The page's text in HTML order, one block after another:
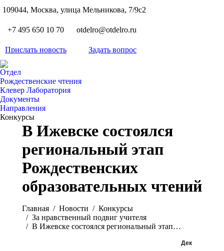
109044, Москва, улица Мельникова, 7/9с2
+7 495 650 10 70 otdelro@otdelro.ru
Прислать новость Задать вопрос
Отдел
Рождественские чтения
Клевер Лаборатория
Документы
Направления
Конкурсы
В Ижевске состоялся
региональный этап
Рождественских
образовательных чтений
Главная
Новости
Конкурсы
За нравственный подвиг учителя
В Ижевске состоялся региональный этап…
Дек